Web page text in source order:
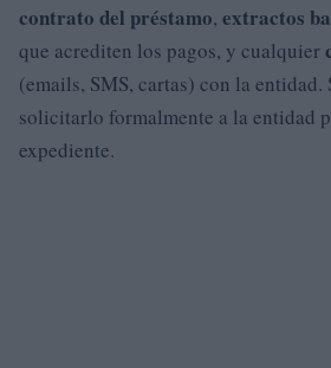
contrato del préstamo, extractos
que acrediten los pagos, y cualquier
(emails, SMS, cartas) con la
solicitarlo formalmente a la entidad
expediente.